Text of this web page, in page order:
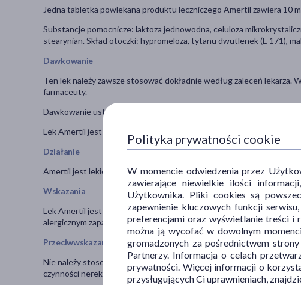
Jedna tabletka powlekana produktu leczniczego Amertil zawiera 10
Substancje pomocnicze: laktoza jednowodna, celuloza
stearynian. Skład otoczki: hypromeloza, tytanu dwutlenek (E 171),
Dawkowanie
Ten lek należy zawsze stosować dokładnie według zaleceń lekarza.
farmaceuty.
Dawkowanie ustala lekarz indywidualnie dla pacjenta.
Lek Amertil jest przeznaczony do stosowania doustnego. Tabletkę
Działanie
Amertil jest lekiem przeciwalergicznym. Ułatwia kontrolę reakcji
Wskazania
Lek Amertil jest wskazany w celu łagodzenia objawów dotyczących
alergicznym zapaleniem błony śluzowej nosa oraz w łagodzeniu
Przeciwwskazania
Nie należy stosować leku w przypadku nadwrażliwości na
czynności nerek z klirensem kreatyniny poniżej 10 ml/min.
Polityka prywatności cookie
W momencie odwiedzenia przez
zawierające niewielkie ilości
Użytkownika. Pliki cookies są
zapewnienie kluczowych funkcji
preferencjami oraz wyświetlanie treści i
można ją wycofać w dowolnym
gromadzonych za pośrednictwem
Partnerzy. Informacja o celach
prywatności. Więcej informacji o
przysługujących Ci uprawnieniach,